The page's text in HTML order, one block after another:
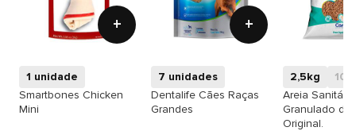
+
1 unidade
Smartbones Chicken
Mini
+
7 unidades
Dentalife Cães Raças
Grandes
2,5kg
Areia
Granulado de
Original.